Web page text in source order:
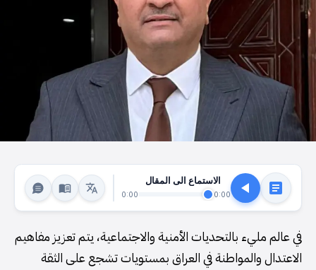
الاستماع الى المقال
0:00
0:00
في عالم مليء بالتحديات الأمنية والاجتماعية، يتم تعزيز مفاهيم
الاعتدال والمواطنة في العراق بمستويات تشجع على الثقة